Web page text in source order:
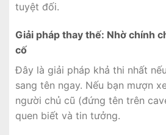
tuyệt đối.
Giải pháp thay thế: Nhờ chính
cố
Đây là giải pháp khả thi nhất
sang tên ngay. Nếu bạn mượn
người chủ cũ (đứng tên trên
quen biết và tin tưởng.